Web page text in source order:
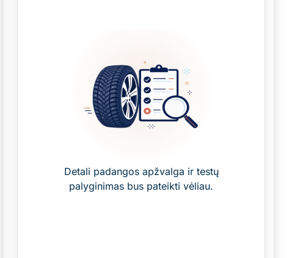
Detali padangos apžvalga ir testų
palyginimas bus pateikti vėliau.